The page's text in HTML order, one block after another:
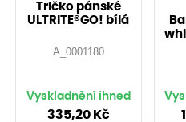
Tričko pánské
ULTRITE®GO! bílá
A_0001180
Vyskladnění ihned
335,20 Kč